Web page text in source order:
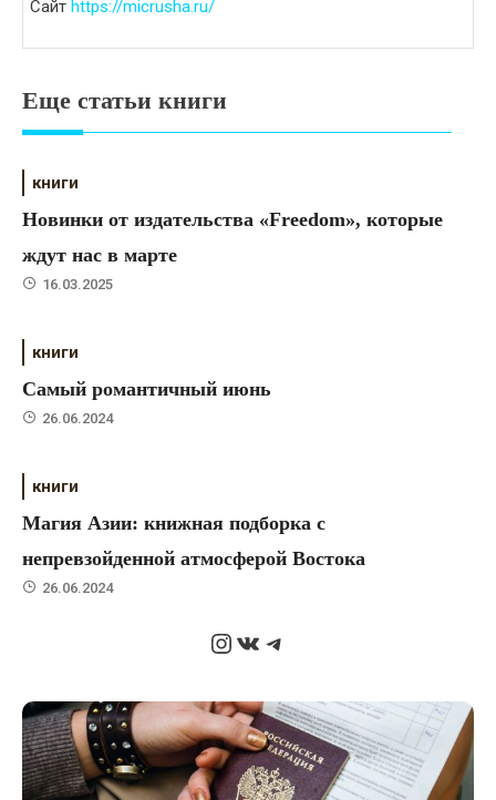
Сайт https://micrusha.ru/
Еще статьи книги
книги
Новинки от издательства «Freedom», которые
ждут нас в марте
16.03.2025
книги
Самый романтичный июнь
26.06.2024
книги
Магия Азии: книжная подборка с
непревзойденной атмосферой Востока
26.06.2024
Instagram
ВКонтакте
Telegram